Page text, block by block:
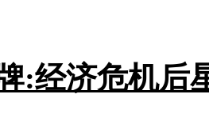
:经济危机后